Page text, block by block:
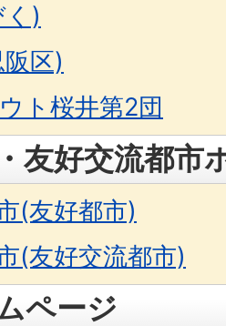
)
区)
ト桜井第2団
友好交流都市
(友好都市)
(友好交流都市)
ページ